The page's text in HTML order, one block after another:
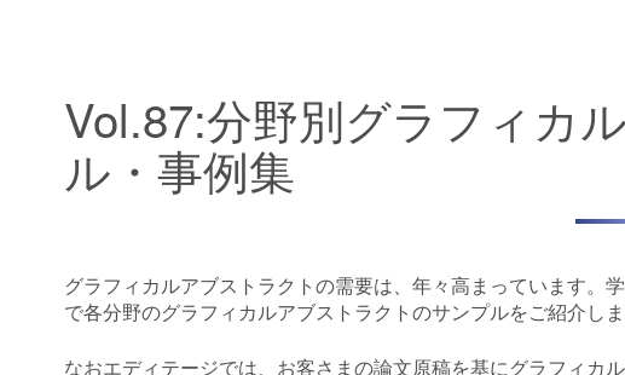
Vol.87:分野別グラフィ
ル・事例集
グラフィカルアブストラクトの需要は、年々高まっています。
で各分野のグラフィカルアブストラクトのサンプルをご紹介し
なおエディテージでは、お客さまの論文原稿を基にグラフィカ